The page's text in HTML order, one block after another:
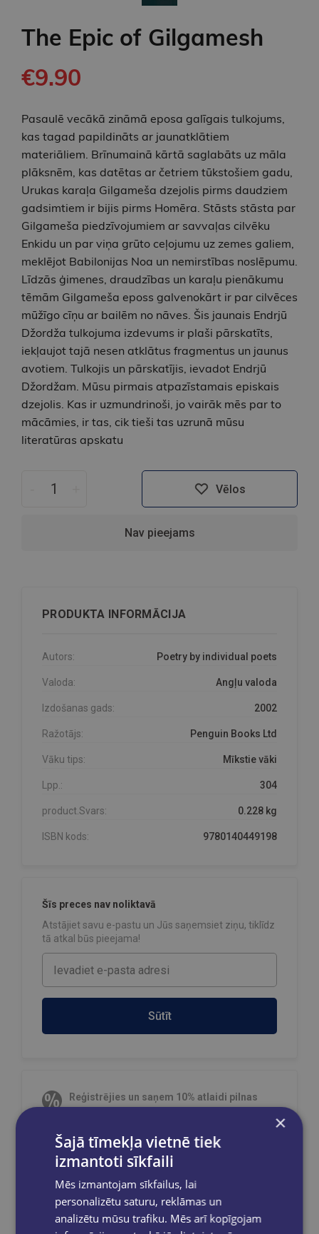
The Epic of Gilgamesh
€9.90
Pasaulē vecākā zināmā eposa galīgais tulkojums,
kas tagad papildināts ar jaunatklātiem
materiāliem. Brīnumainā kārtā saglabāts uz māla
plāksnēm, kas datētas ar četriem tūkstošiem gadu,
Urukas karaļa Gilgameša dzejolis pirms daudziem
gadsimtiem ir bijis pirms Homēra. Stāsts stāsta par
Gilgameša piedzīvojumiem ar savvaļas cilvēku
Enkidu un par viņa grūto ceļojumu uz zemes galiem,
meklējot Babilonijas Noa un nemirstības noslēpumu.
Līdzās ģimenes, draudzības un karaļu pienākumu
tēmām Gilgameša eposs galvenokārt ir par cilvēces
mūžīgo cīņu ar bailēm no nāves. Šis jaunais Endrjū
Džordža tulkojuma izdevums ir plaši pārskatīts,
iekļaujot tajā nesen atklātus fragmentus un jaunus
avotiem. Tulkojis un pārskatījis, ievadot Endrjū
Džordžam. Mūsu pirmais atpazīstamais episkais
dzejolis. Kas ir uzmundrinoši, jo vairāk mēs par to
mācāmies, ir tas, cik tieši tas uzrunā mūsu
literatūras apskatu
Vēlos
Nav pieejams
PRODUKTA INFORMĀCIJA
Autors: Poetry by individual poets
Valoda: Angļu valoda
Izdošanas gads: 2002
Ražotājs: Penguin Books Ltd
Vāku tips: Mīkstie vāki
Lpp.: 304
product.Svars: 0.228 kg
ISBN kods: 9780140449198
Šīs preces nav noliktavā
Atstājiet savu e-pastu un Jūs saņemsiet ziņu, tiklīdz
tā atkal būs pieejama!
Sūtīt
Reģistrējies un saņem 10% atlaidi pilnas
cenas precēm.
Apmaksātie pasūtījumi tiek apstrādāti un
izsūtīti 2-5 darba dienu laikā.
Bezmaksas piegādeuz OMNIVA
pakomātiem Latvijā
pasūtījumiem no €40.00.
Bezmaksas piegāde jebkurā GLOBUSS
grāmatnīcā 1-5 darba dienu laikā, kad
×
Šajā tīmekļa vietnē tiek
izmantoti sīkfaili
Mēs izmantojam sīkfailus, lai
personalizētu saturu, reklāmas un
analizētu mūsu trafiku. Mēs arī kopīgojam